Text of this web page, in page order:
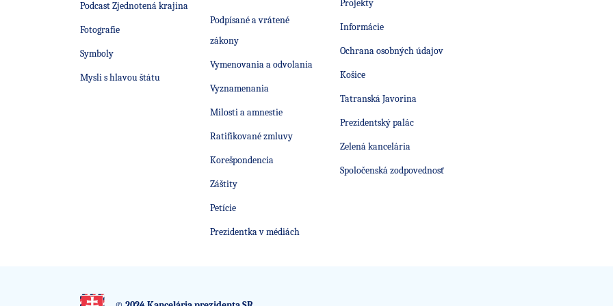
Podcast Zjednotená krajina
Fotografie
Symboly
Mysli s hlavou štátu
Podpísané a vrátené
zákony
Vymenovania a odvolania
Vyznamenania
Milosti a amnestie
Ratifikované zmluvy
Korešpondencia
Záštity
Petície
Prezidentka v médiách
Projekty
Informácie
Ochrana osobných údajov
Košice
Tatranská Javorina
Prezidentský palác
Zelená kancelária
Spoločenská zodpovednosť